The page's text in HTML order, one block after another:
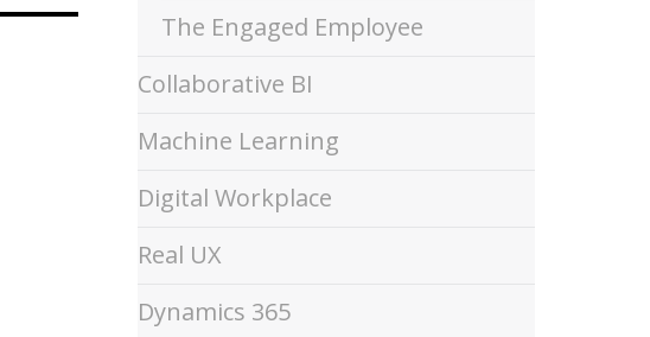
The Engaged Employee
Collaborative BI
Machine Learning
Digital Workplace
Real UX
Dynamics 365